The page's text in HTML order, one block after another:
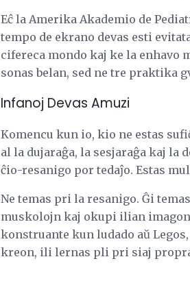
Eĉ la Amerika Akademio de
tempo de ekrano devas esti
cifereca mondo kaj ke la enhavo
sonas belan, sed ne tre praktika
Infanoj Devas Amuzi
Komencu kun io, kio ne estas
al la dujaraĝa, la sesjaraĝa kaj la
ĉio-resanigo por tedaĵo. Estas
Ne temas pri la resanigo. Ĝi
muskolojn kaj okupi ilian
konstruante kun ludado aŭ
kreon, ili lernas pli pri siaj